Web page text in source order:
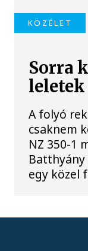
KÖZÉLET
Sorra
leletek
A folyó
csaknem
NZ 350-1
egy közel